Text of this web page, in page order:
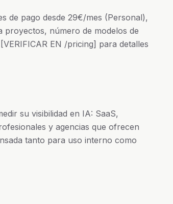
de pago desde 29€/mes (Personal),
proyectos, número de modelos de
EN /pricing] para detalles
su visibilidad en IA: SaaS,
y agencias que ofrecen
tanto para uso interno como